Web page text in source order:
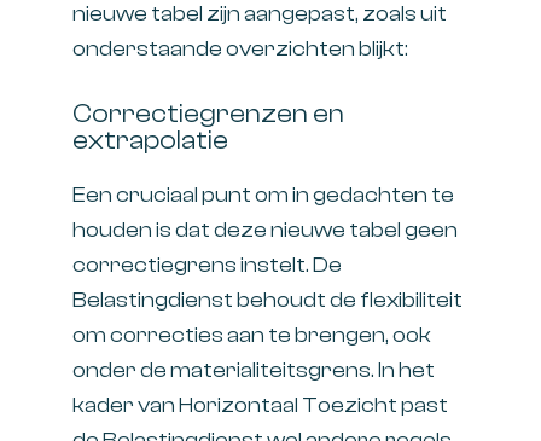
nieuwe tabel zijn aangepast, zoals uit
onderstaande overzichten blijkt:
Correctiegrenzen en
extrapolatie
Een cruciaal punt om in gedachten te
houden is dat deze nieuwe tabel geen
correctiegrens instelt. De
Belastingdienst behoudt de flexibiliteit
om correcties aan te brengen, ook
onder de materialiteitsgrens. In het
kader van Horizontaal Toezicht past